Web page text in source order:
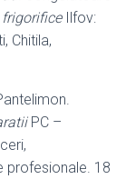
Ilfov:
Chitila,
PC –
profesionale. 18